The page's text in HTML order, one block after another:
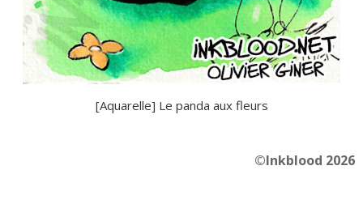
[Aquarelle] Le panda aux fleurs
©Inkblood 2026